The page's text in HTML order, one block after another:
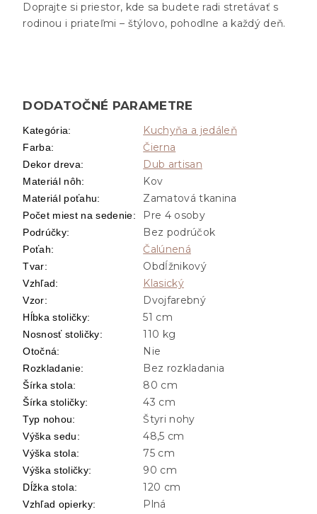
Doprajte si priestor, kde sa budete radi stretávať s
rodinou i priateľmi – štýlovo, pohodlne a každý deň.
DODATOČNÉ PARAMETRE
Kategória: Kuchyňa a jedáleň
Farba: Čierna
Dekor dreva: Dub artisan
Materiál nôh: Kov
Materiál poťahu: Zamatová tkanina
Počet miest na sedenie: Pre 4 osoby
Podrúčky: Bez podrúčok
Poťah: Čalúnená
Tvar: Obdĺžnikový
Vzhľad: Klasický
Vzor: Dvojfarebný
Hĺbka stoličky: 51 cm
Nosnosť stoličky: 110 kg
Otočná: Nie
Rozkladanie: Bez rozkladania
Šírka stola: 80 cm
Šírka stoličky: 43 cm
Typ nohou: Štyri nohy
Výška sedu: 48,5 cm
Výška stola: 75 cm
Výška stoličky: 90 cm
Dĺžka stola: 120 cm
Vzhľad opierky:
Plná